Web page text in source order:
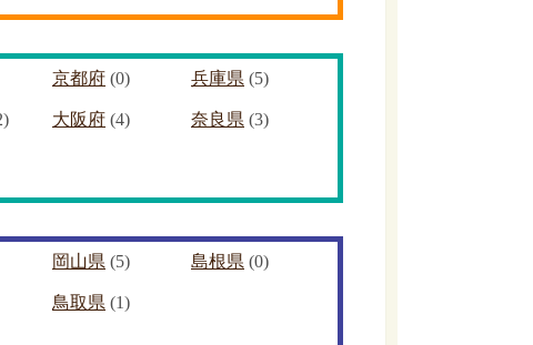
京都府 (0) 兵庫県 (5)
大阪府 (4) 奈良県 (3)
岡山県 (5) 島根県 (0)
鳥取県 (1)